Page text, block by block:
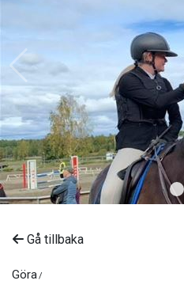
Gå tillbaka
Göra